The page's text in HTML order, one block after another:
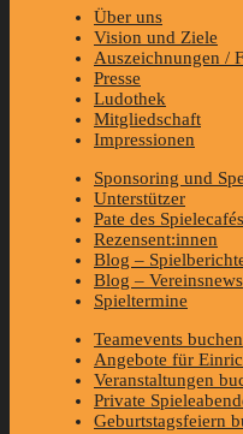
Über uns
Vision und Ziele
Auszeichnungen /
Presse
Ludothek
Mitgliedschaft
Impressionen
Sponsoring und
Unterstützer
Pate des Spielecafés
Rezensent:innen
Blog –
Blog – Vereinsnews
Spieltermine
Teamevents buchen
Angebote für
Veranstaltungen
Private
Geburtstagsfeiern